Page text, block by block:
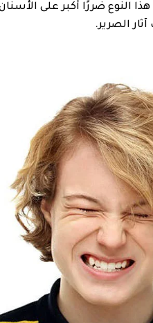
النوع ضررًا أكبر على
الصرير.